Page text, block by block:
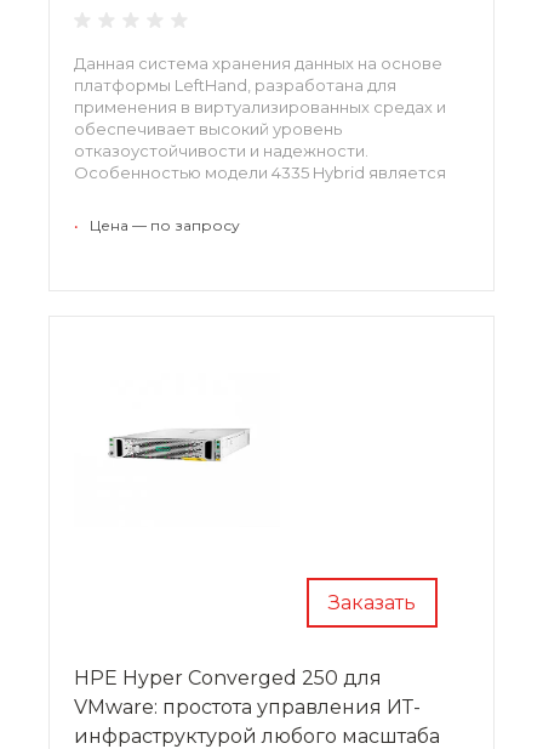
Данная система хранения данных на основе
платформы LeftHand, разработана для
применения в виртуализированных средах и
обеспечивает высокий уровень
отказоустойчивости и надежности.
Особенностью модели 4335 Hybrid является
оптимизации, позволяющая автоматически
• Цена — по запросу
Заказать
HPE Hyper Converged 250 для
VMware: простота управления ИТ-
инфраструктурой любого масштаба